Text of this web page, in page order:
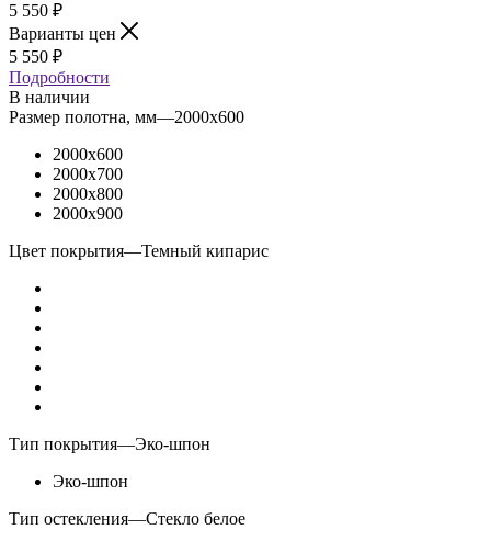
5 550 ₽
Варианты цен
5 550 ₽
Подробности
В наличии
Размер полотна, мм—2000x600
2000x600
2000x700
2000x800
2000x900
Цвет покрытия—Темный кипарис
Тип покрытия—Эко-шпон
Эко-шпон
Тип остекления—Стекло белое